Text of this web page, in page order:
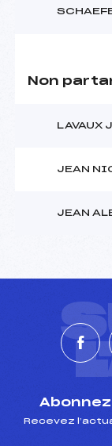
Non
LAVAUX
JEAN
JEAN
Recevez